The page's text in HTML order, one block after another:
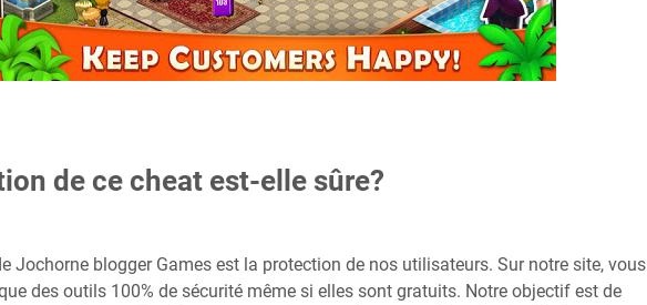
de ce cheat est-elle sûre?
Jochorne blogger Games est la protection de nos utilisateurs. Sur notre site, vous
des outils 100% de sécurité même si elles sont gratuits. Notre objectif est de